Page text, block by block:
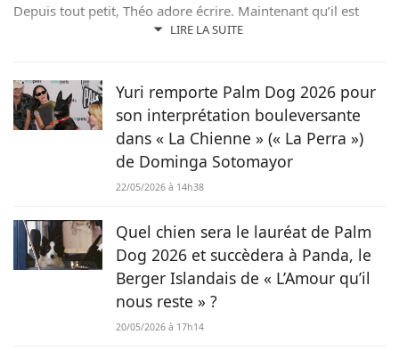
LIRE LA SUITE
Depuis tout petit, Théo adore écrire. Maintenant qu’il est
rédacteur web, il partage avec plaisir ce qu’il découvre sur le
Yuri remporte Palm Dog 2026 pour
son interprétation bouleversante
dans « La Chienne » (« La Perra »)
de Dominga Sotomayor
22/05/2026 à 14h38
Quel chien sera le lauréat de Palm
Dog 2026 et succèdera à Panda, le
Berger Islandais de « L’Amour qu’il
nous reste » ?
20/05/2026 à 17h14